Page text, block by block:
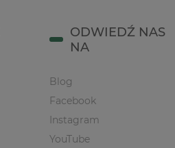
ODWIEDŹ NAS
NA
Blog
Facebook
Instagram
YouTube